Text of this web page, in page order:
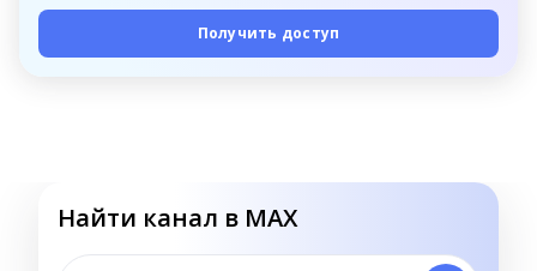
Получить доступ
Найти канал в MAX